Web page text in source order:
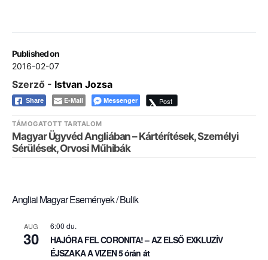
Published on
2016-02-07
Szerző - Istvan Jozsa
Share E-Mail Messenger Post
TÁMOGATOTT TARTALOM
Magyar Ügyvéd Angliában – Kártérítések, Személyi
Sérülések, Orvosi Műhibák
Angliai Magyar Események / Bulik
AUG
30
6:00 du.
HAJÓRA FEL CORONITA! – AZ ELSŐ EXKLUZÍV
ÉJSZAKA A VIZEN 5 órán át